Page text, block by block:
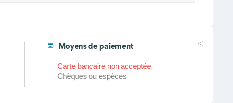
Moyens de paiement
Carte bancaire non acceptée
Chèques ou espèces